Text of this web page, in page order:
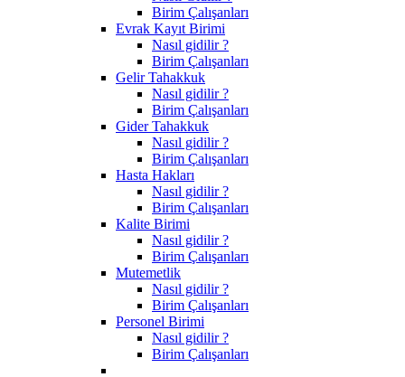
Birim Çalışanları
Evrak Kayıt Birimi
Nasıl gidilir ?
Birim Çalışanları
Gelir Tahakkuk
Nasıl gidilir ?
Birim Çalışanları
Gider Tahakkuk
Nasıl gidilir ?
Birim Çalışanları
Hasta Hakları
Nasıl gidilir ?
Birim Çalışanları
Kalite Birimi
Nasıl gidilir ?
Birim Çalışanları
Mutemetlik
Nasıl gidilir ?
Birim Çalışanları
Personel Birimi
Nasıl gidilir ?
Birim Çalışanları